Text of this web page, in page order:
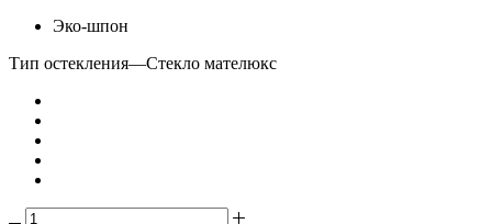
Эко-шпон
Тип остекления—Стекло мателюкс